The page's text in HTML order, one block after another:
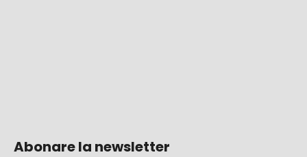
Abonare la newsletter